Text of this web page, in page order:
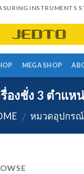
INSTRUMENTS
MEGA SHOP
รื่องชั่ง 3 ตำแห
/ หมวดอุปกร